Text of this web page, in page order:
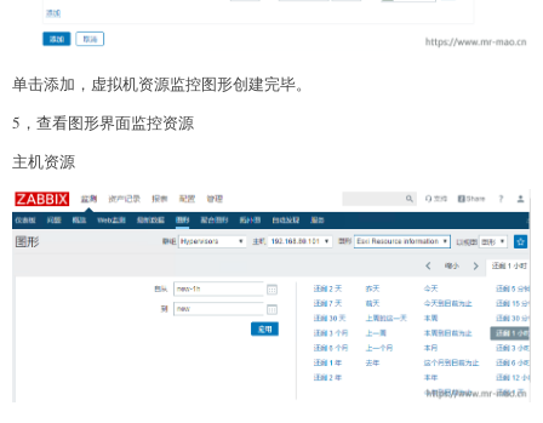
单击添加，虚拟机资源监控图形创建完毕。
5，查看图形界面监控资源
主机资源